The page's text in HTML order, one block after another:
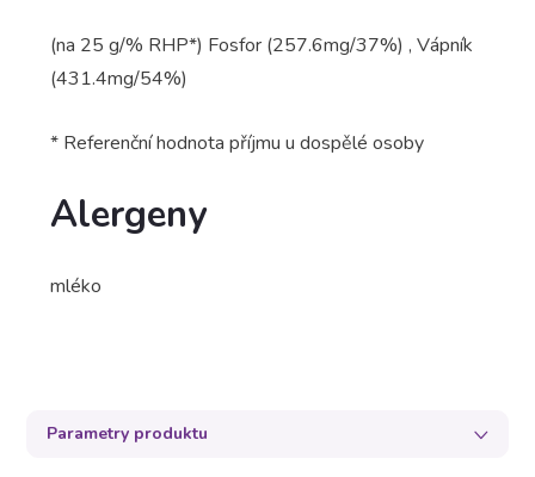
(na 25 g/% RHP*) Fosfor (257.6mg/37%) , Vápník
(431.4mg/54%)
* Referenční hodnota příjmu u dospělé osoby
Alergeny
mléko
Parametry produktu